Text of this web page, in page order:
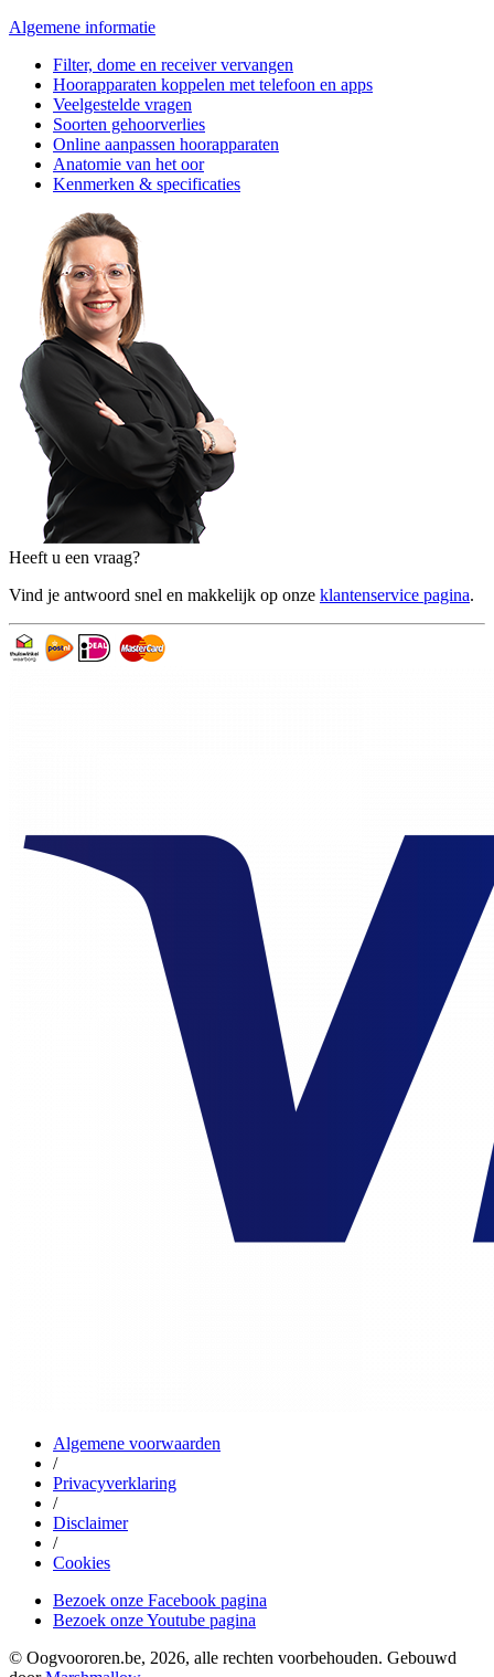
Algemene informatie
Filter, dome en receiver vervangen
Hoorapparaten koppelen met telefoon en apps
Veelgestelde vragen
Soorten gehoorverlies
Online aanpassen hoorapparaten
Anatomie van het oor
Kenmerken & specificaties
Heeft u een vraag?
Vind je antwoord snel en makkelijk op onze klantenservice pagina.
Algemene voorwaarden
/
Privacyverklaring
/
Disclaimer
/
Cookies
Bezoek onze Facebook pagina
Bezoek onze Youtube pagina
© Oogvoororen.be, 2026, alle rechten voorbehouden. Gebouwd